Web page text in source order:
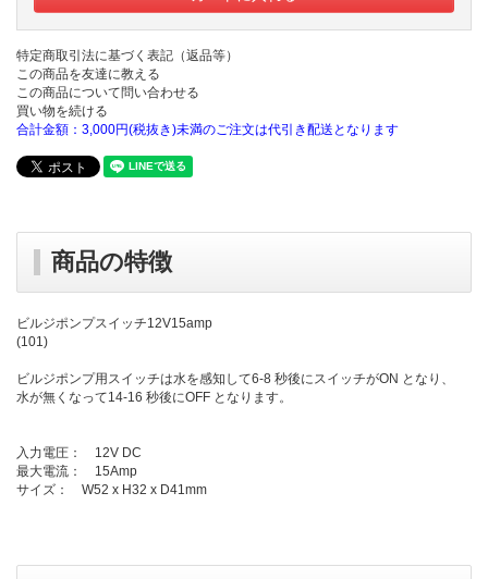
特定商取引法に基づく表記（返品等）
この商品を友達に教える
この商品について問い合わせる
買い物を続ける
合計金額：3,000円(税抜き)未満のご注文は代引き配送となります
商品の特徴
ビルジポンプスイッチ12V15amp
(101)
ビルジポンプ用スイッチは水を感知して6-8 秒後にスイッチがON となり、
水が無くなって14-16 秒後にOFF となります。
入力電圧： 12V DC
最大電流： 15Amp
サイズ： W52 x H32 x D41mm